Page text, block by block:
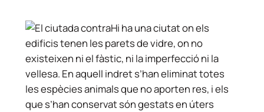
Hi ha una ciutat on els
edificis tenen les parets de vidre, on no
existeixen ni el fàstic, ni la imperfecció ni la
vellesa. En aquell indret s’han eliminat totes
les espècies animals que no aporten res, i els
que s’han conservat són gestats en úters